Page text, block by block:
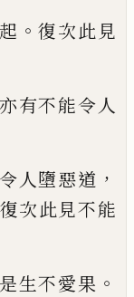
。復次此見
有不能令人
人墮惡道 ，
復次此見不能
生不愛果 。